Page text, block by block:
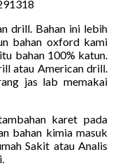
drill. Bahan ini lebih
bahan oxford kami
bahan 100% katun.
atau American drill.
jas lab memakai
karet pada
bahan kimia masuk
Sakit atau Analis